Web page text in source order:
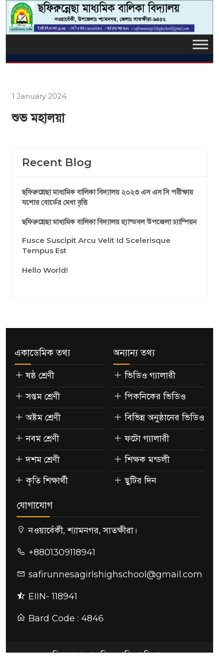
1 January 2024
শুভ মহালয়া
Recent Blog
ছফিরুন্নেছা মাধ্যমিক বালিকা বিদ্যালয় ২০২৩ এস এস সি পরীক্ষায়
যশোর বোর্ডের মেধা বৃত্তি
ছফিরুন্নেছা মাধ্যমিক বালিকা বিদ্যালয় হ্যান্ডবল উপজেলা চ্যাম্পিয়ন
Fusce Suscipit Arcu Velit Id Scelerisque
Tempus Est
Hello World!
একাডেমিক তথ্য
ষষ্ঠ শ্রেণী
সপ্তম শ্রেণী
অষ্টম শ্রেণী
নবম শ্রেণী
দশম শ্রেণী
কৃতি শিক্ষার্থী
অন্যান্য তথ্য
ভিডিও গ্যালারী
পিকনিকের ভিডিও
বিভিন্ন অনুষ্ঠানের ভিডিও
ফটো গ্যালারী
শিক্ষক মন্ডলী
ছুটির দিন
যোগাযোগ
নওয়াবেঁকী, শ্যামনগর, সাতক্ষীরা।
+8801309118941
safirunnesagirlshighschool@gmail.com
EIIN- 118941
Bard Code : 4846